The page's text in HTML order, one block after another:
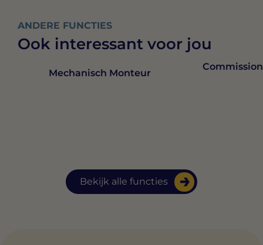
ANDERE FUNCTIES
Ook interessant voor jou
Bekijk alle functies
Mechanisch Monteur